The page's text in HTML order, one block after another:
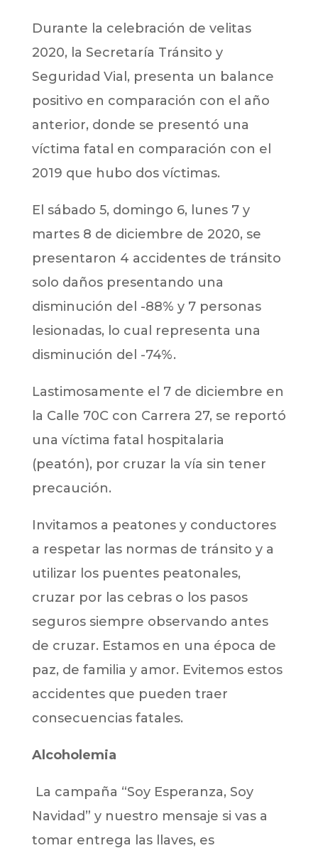
Durante la celebración de velitas
2020, la Secretaría Tránsito y
Seguridad Vial, presenta un balance
positivo en comparación con el año
anterior, donde se presentó una
víctima fatal en comparación con el
2019 que hubo dos víctimas.
El sábado 5, domingo 6, lunes 7 y
martes 8 de diciembre de 2020, se
presentaron 4 accidentes de tránsito
solo daños presentando una
disminución del -88% y 7 personas
lesionadas, lo cual representa una
disminución del -74%.
Lastimosamente el 7 de diciembre en
la Calle 70C con Carrera 27, se reportó
una víctima fatal hospitalaria
(peatón), por cruzar la vía sin tener
precaución.
Invitamos a peatones y conductores
a respetar las normas de tránsito y a
utilizar los puentes peatonales,
cruzar por las cebras o los pasos
seguros siempre observando antes
de cruzar. Estamos en una época de
paz, de familia y amor. Evitemos estos
accidentes que pueden traer
consecuencias fatales.
Alcoholemia
La campaña “Soy Esperanza, Soy
Navidad” y nuestro mensaje si vas a
tomar entrega las llaves, es